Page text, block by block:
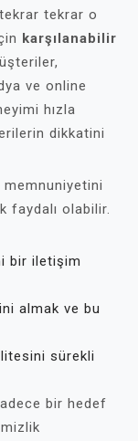
tekrar o
karşılanabilir
ve online
hızla
dikkatini
faydalı olabilir.
bir iletişim
almak ve bu
sürekli
bir hedef